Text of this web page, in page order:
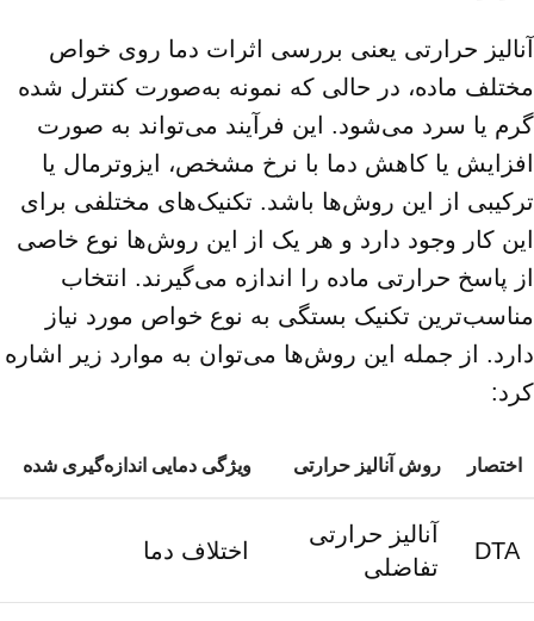
آنالیز حرارتی یعنی بررسی اثرات دما روی خواص
مختلف ماده، در حالی که نمونه به‌صورت کنترل شده
گرم یا سرد می‌شود. این فرآیند می‌تواند به صورت
افزایش یا کاهش دما با نرخ مشخص، ایزوترمال یا
ترکیبی از این روش‌ها باشد. تکنیک‌های مختلفی برای
این کار وجود دارد و هر یک از این روش‌ها نوع خاصی
از پاسخ حرارتی ماده را اندازه می‌گیرند. انتخاب
مناسب‌ترین تکنیک بستگی به نوع خواص مورد نیاز
دارد. از جمله این روش‌ها می‌توان به موارد زیر اشاره
کرد:
اختصار روش آنالیز حرارتی ویژگی دمایی اندازه‌گیری شده
DTA
آنالیز حرارتی
تفاضلی
اختلاف دما